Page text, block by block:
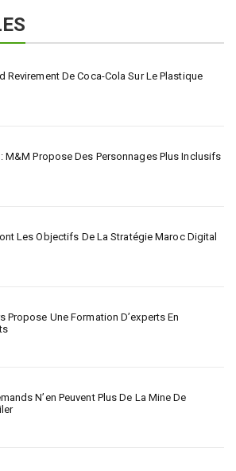
Revirement De Coca-Cola Sur Le Plastique
M&M Propose Des Personnages Plus Inclusifs
Les Objectifs De La Stratégie Maroc Digital
Propose Une Formation D’experts En
N’en Peuvent Plus De La Mine De